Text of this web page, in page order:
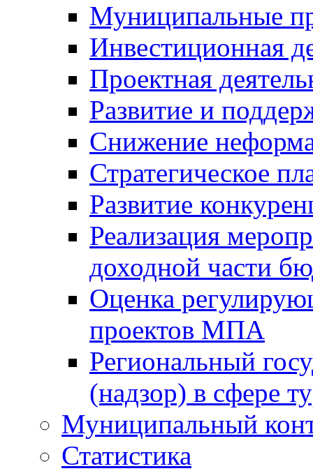
Муниципальные
Инвестиционная
Проектная
Развитие и
Снижение
Стратегическое
Развитие
Реализация
доходной части
Оценка
проектов МПА
Региональный
(надзор) в сфере
Муниципальный
Статистика